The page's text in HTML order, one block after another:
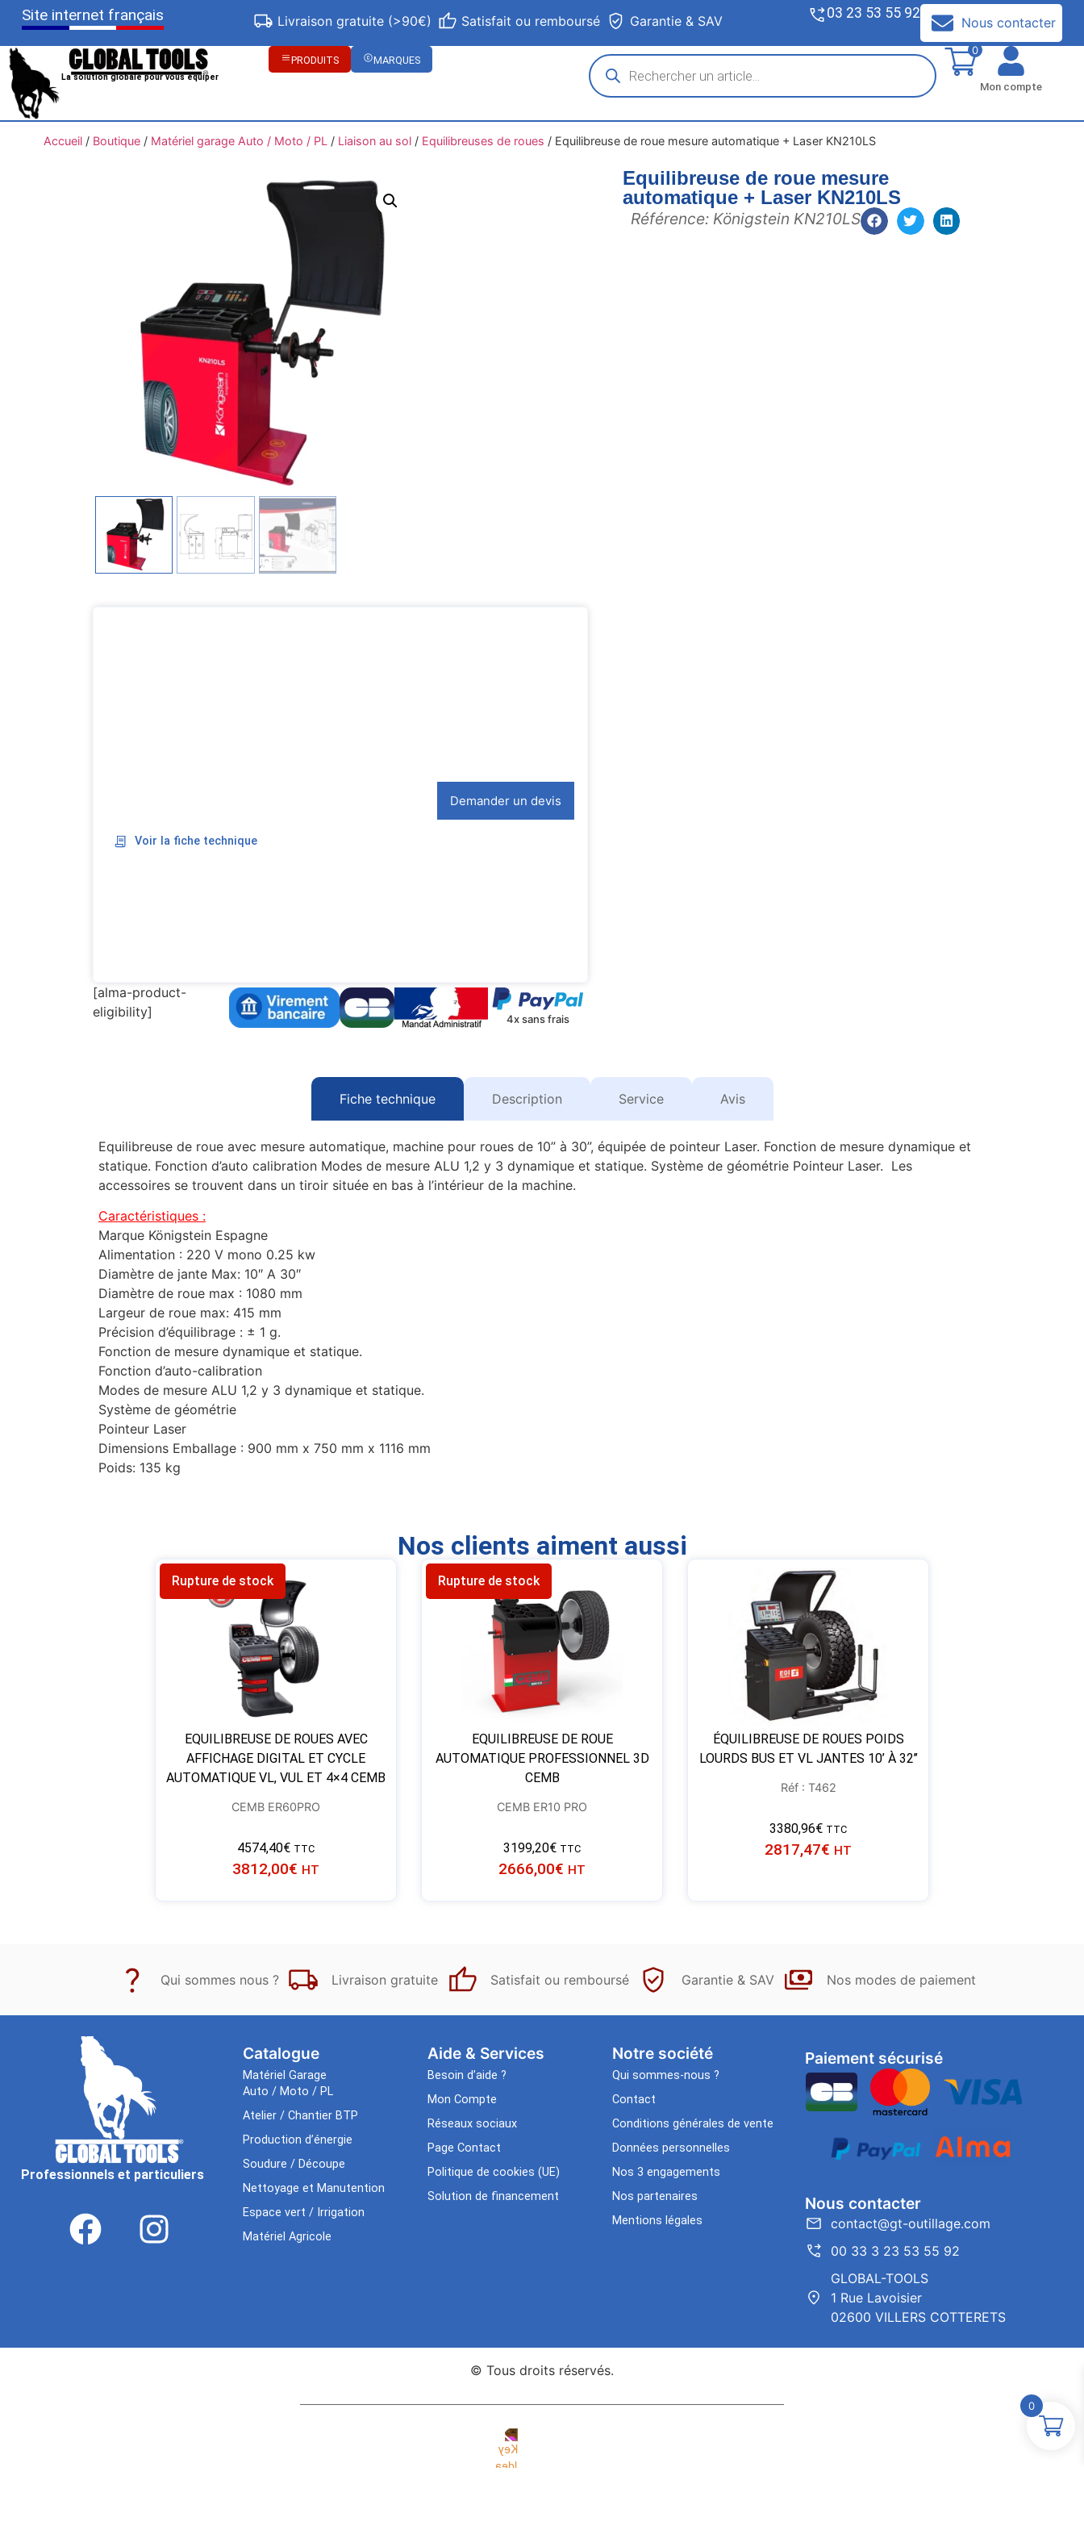
Site internet français Livraison gratuite (>90€) Satisfait ou remboursé Garantie & SAV 03 23 53 55 92
Nous contacter
La solution globale pour vous équiper
PRODUITS MARQUES
0
Mon compte
Accueil/ Boutique/ Matériel garage Auto / Moto / PL / Liaison au sol/ Equilibreuses de roues / Equilibreuse de roue mesure automatique + Laser KN210LS
Equilibreuse de roue mesure
automatique + Laser KN210LS
Référence: Königstein KN210LS
Demander un devis
Voir la fiche technique
[alma-product-
eligibility]
4x sans frais
Fiche technique Description Service Avis
Equilibreuse de roue avec mesure automatique, machine pour roues de 10” à 30”, équipée de pointeur Laser. Fonction de mesure dynamique et
statique. Fonction d’auto calibration Modes de mesure ALU 1,2 y 3 dynamique et statique. Système de géométrie Pointeur Laser. Les
accessoires se trouvent dans un tiroir située en bas à l’intérieur de la machine.
Caractéristiques :
Marque Königstein Espagne
Alimentation : 220 V mono 0.25 kw
Diamètre de jante Max: 10″ A 30″
Diamètre de roue max : 1080 mm
Largeur de roue max: 415 mm
Précision d’équilibrage : ± 1 g.
Fonction de mesure dynamique et statique.
Fonction d’auto-calibration
Modes de mesure ALU 1,2 y 3 dynamique et statique.
Système de géométrie
Pointeur Laser
Dimensions Emballage : 900 mm x 750 mm x 1116 mm
Poids: 135 kg
Nos clients aiment aussi
Rupture de stock
EQUILIBREUSE DE ROUES AVEC
AFFICHAGE DIGITAL ET CYCLE
AUTOMATIQUE VL, VUL ET 4×4 CEMB
CEMB ER60PRO
4574,40€ TTC
3812,00€ HT
Rupture de stock
EQUILIBREUSE DE ROUE
AUTOMATIQUE PROFESSIONNEL 3D
CEMB
CEMB ER10 PRO
3199,20€ TTC
2666,00€ HT
ÉQUILIBREUSE DE ROUES POIDS
LOURDS BUS ET VL JANTES 10’ À 32’’
Réf : T462
3380,96€ TTC
2817,47€ HT
Qui sommes nous ? Livraison gratuite Satisfait ou remboursé Garantie & SAV Nos modes de paiement
Professionnels et particuliers
Catalogue
Matériel Garage
Auto / Moto / PL
Atelier / Chantier BTP
Production d’énergie
Soudure / Découpe
Nettoyage et Manutention
Espace vert / Irrigation
Matériel Agricole
Aide & Services​
Besoin d’aide ?
Mon Compte
Réseaux sociaux
Page Contact
Politique de cookies (UE)
Solution de financement
Notre société
Qui sommes-nous ?
Contact
Conditions générales de vente
Données personnelles
Nos 3 engagements
Nos partenaires
Mentions légales
Paiement sécurisé
Nous contacter
contact@gt-outillage.com
00 33 3 23 53 55 92
GLOBAL-TOOLS
1 Rue Lavoisier
02600 VILLERS COTTERETS
© Tous droits réservés.
0